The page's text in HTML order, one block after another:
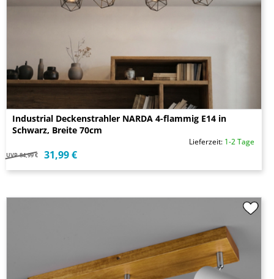
Industrial Deckenstrahler NARDA 4-flammig E14 in
Schwarz, Breite 70cm
Lieferzeit: 1-2 Tage
UVP 84,99 € 31,99 €